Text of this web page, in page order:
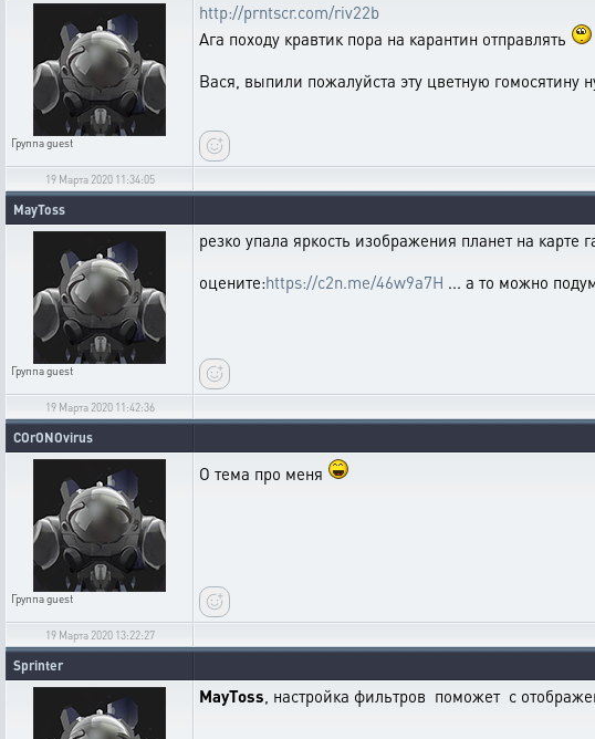
Группаguest
http://prntscr.com/riv22b
Ага походу кравтик пора на карантин отправлять
Вася, выпили пожалуйста эту цветную
19 Марта 2020 11:34:05
MayToss
Группаguest
резко упала яркость изображения планет на карте
оцените:https://c2n.me/46w9a7H ... а то можно
19 Марта 2020 11:42:36
COrONOvirus
Группаguest
О тема про меня
19 Марта 2020 13:22:27
Sprinter
MayToss, настройка фильтров поможет с